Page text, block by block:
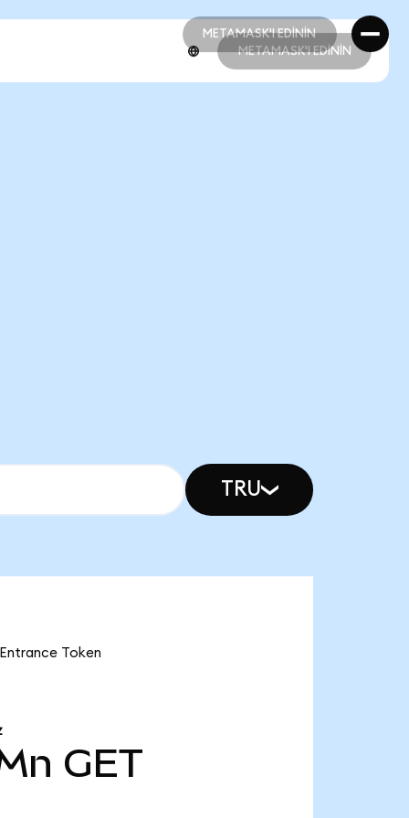
METAMASK'I EDİNİN
METAMASK'I EDİNİN
METAMASK'I EDİNİN
TRU
Token
GET